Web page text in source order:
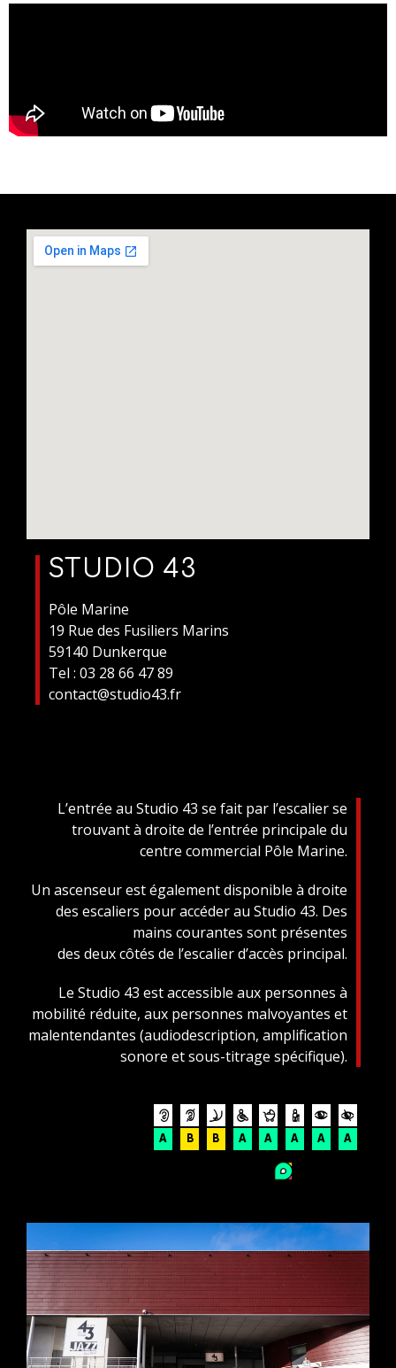
STUDIO 43
Pôle Marine
19 Rue des Fusiliers Marins
59140 Dunkerque
Tel : 03 28 66 47 89
contact@studio43.fr
L’entrée au Studio 43 se fait par l’escalier se
trouvant à droite de l’entrée principale du
centre commercial Pôle Marine.
Un ascenseur est également disponible à droite
des escaliers pour accéder au Studio 43. Des
mains courantes sont présentes
des deux côtés de l’escalier d’accès principal.
Le Studio 43 est accessible aux personnes à
mobilité réduite, aux personnes malvoyantes et
malentendantes (audiodescription, amplification
sonore et sous-titrage spécifique).